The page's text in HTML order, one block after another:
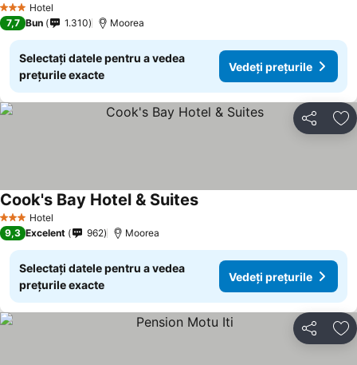
3 SteleHotel
7,7 Bun 1.310 Moorea
Selectați datele pentru a vedea
prețurile exacte
Vedeți prețurile
Distribuiți
3 SteleHotel
Cook's Bay Hotel & Suites
9,3 Excelent 962 Moorea
Selectați datele pentru a vedea
prețurile exacte
Vedeți prețurile
Distribuiți